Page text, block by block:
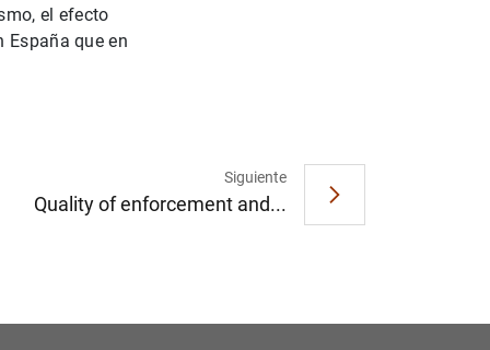
el efecto
España que en
Siguiente
Quality of enforcement and...